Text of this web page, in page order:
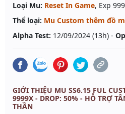
Loại Mu: Reset In Game, Exp
Thể loại: Mu Custom thêm đồ
Alpha Test: 12/09/2024 (13h) -
GIỚI THIỆU MU SS6.15 FUL
9999X - DROP: 50% - HỖ TRỢ
THẦN